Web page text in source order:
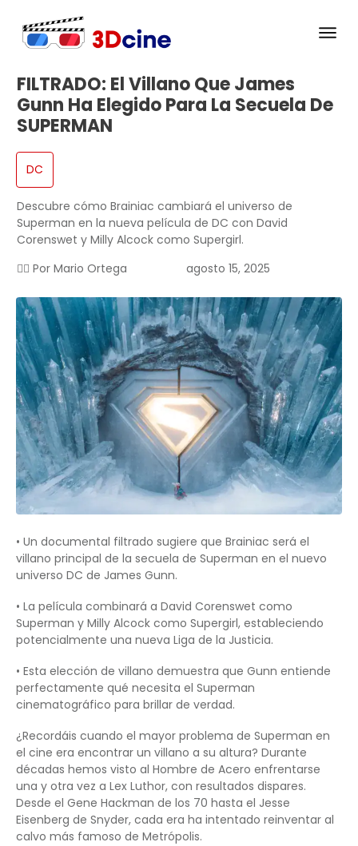
FILTRADO: El Villano Que James
Gunn Ha Elegido Para La Secuela De
SUPERMAN
DC
Descubre cómo Brainiac cambiará el universo de
Superman en la nueva película de DC con David
Corenswet y Milly Alcock como Supergirl.
✍🏻 Por Mario Ortega agosto 15, 2025
• Un documental filtrado sugiere que Brainiac será el
villano principal de la secuela de Superman en el nuevo
universo DC de James Gunn.
• La película combinará a David Corenswet como
Superman y Milly Alcock como Supergirl, estableciendo
potencialmente una nueva Liga de la Justicia.
• Esta elección de villano demuestra que Gunn entiende
perfectamente qué necesita el Superman
cinematográfico para brillar de verdad.
¿Recordáis cuando el mayor problema de Superman en
el cine era encontrar un villano a su altura? Durante
décadas hemos visto al Hombre de Acero enfrentarse
una y otra vez a Lex Luthor, con resultados dispares.
Desde el Gene Hackman de los 70 hasta el Jesse
Eisenberg de Snyder, cada era ha intentado reinventar al
calvo más famoso de Metrópolis.